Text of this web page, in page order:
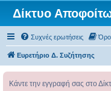
Δίκτυο
Συχνές ερωτήσεις
Ευρετήριο Δ. Συζήτησης
Κάντε την εγγραφή σας στο